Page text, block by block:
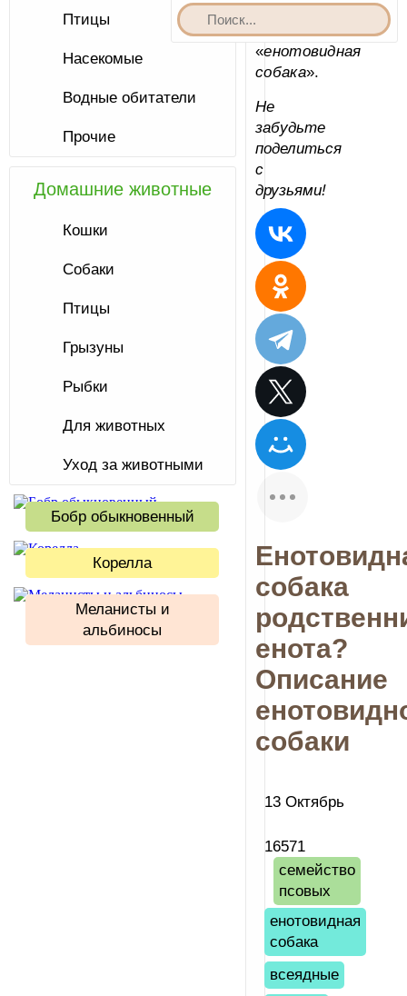
с
меткой
«енотовидная
собака».
Не
забудьте
поделиться
с
друзьями!
собака
енота?
Описание
собаки
13 Октябрь
16571
семейство
псовых
енотовидная
собака
всеядные
Птицы
Насекомые
Водные обитатели
Прочие
Домашние животные
Кошки
Собаки
Птицы
Грызуны
Рыбки
Для животных
Уход за животными
Бобр обыкновенный
Корелла
Меланисты и
альбиносы